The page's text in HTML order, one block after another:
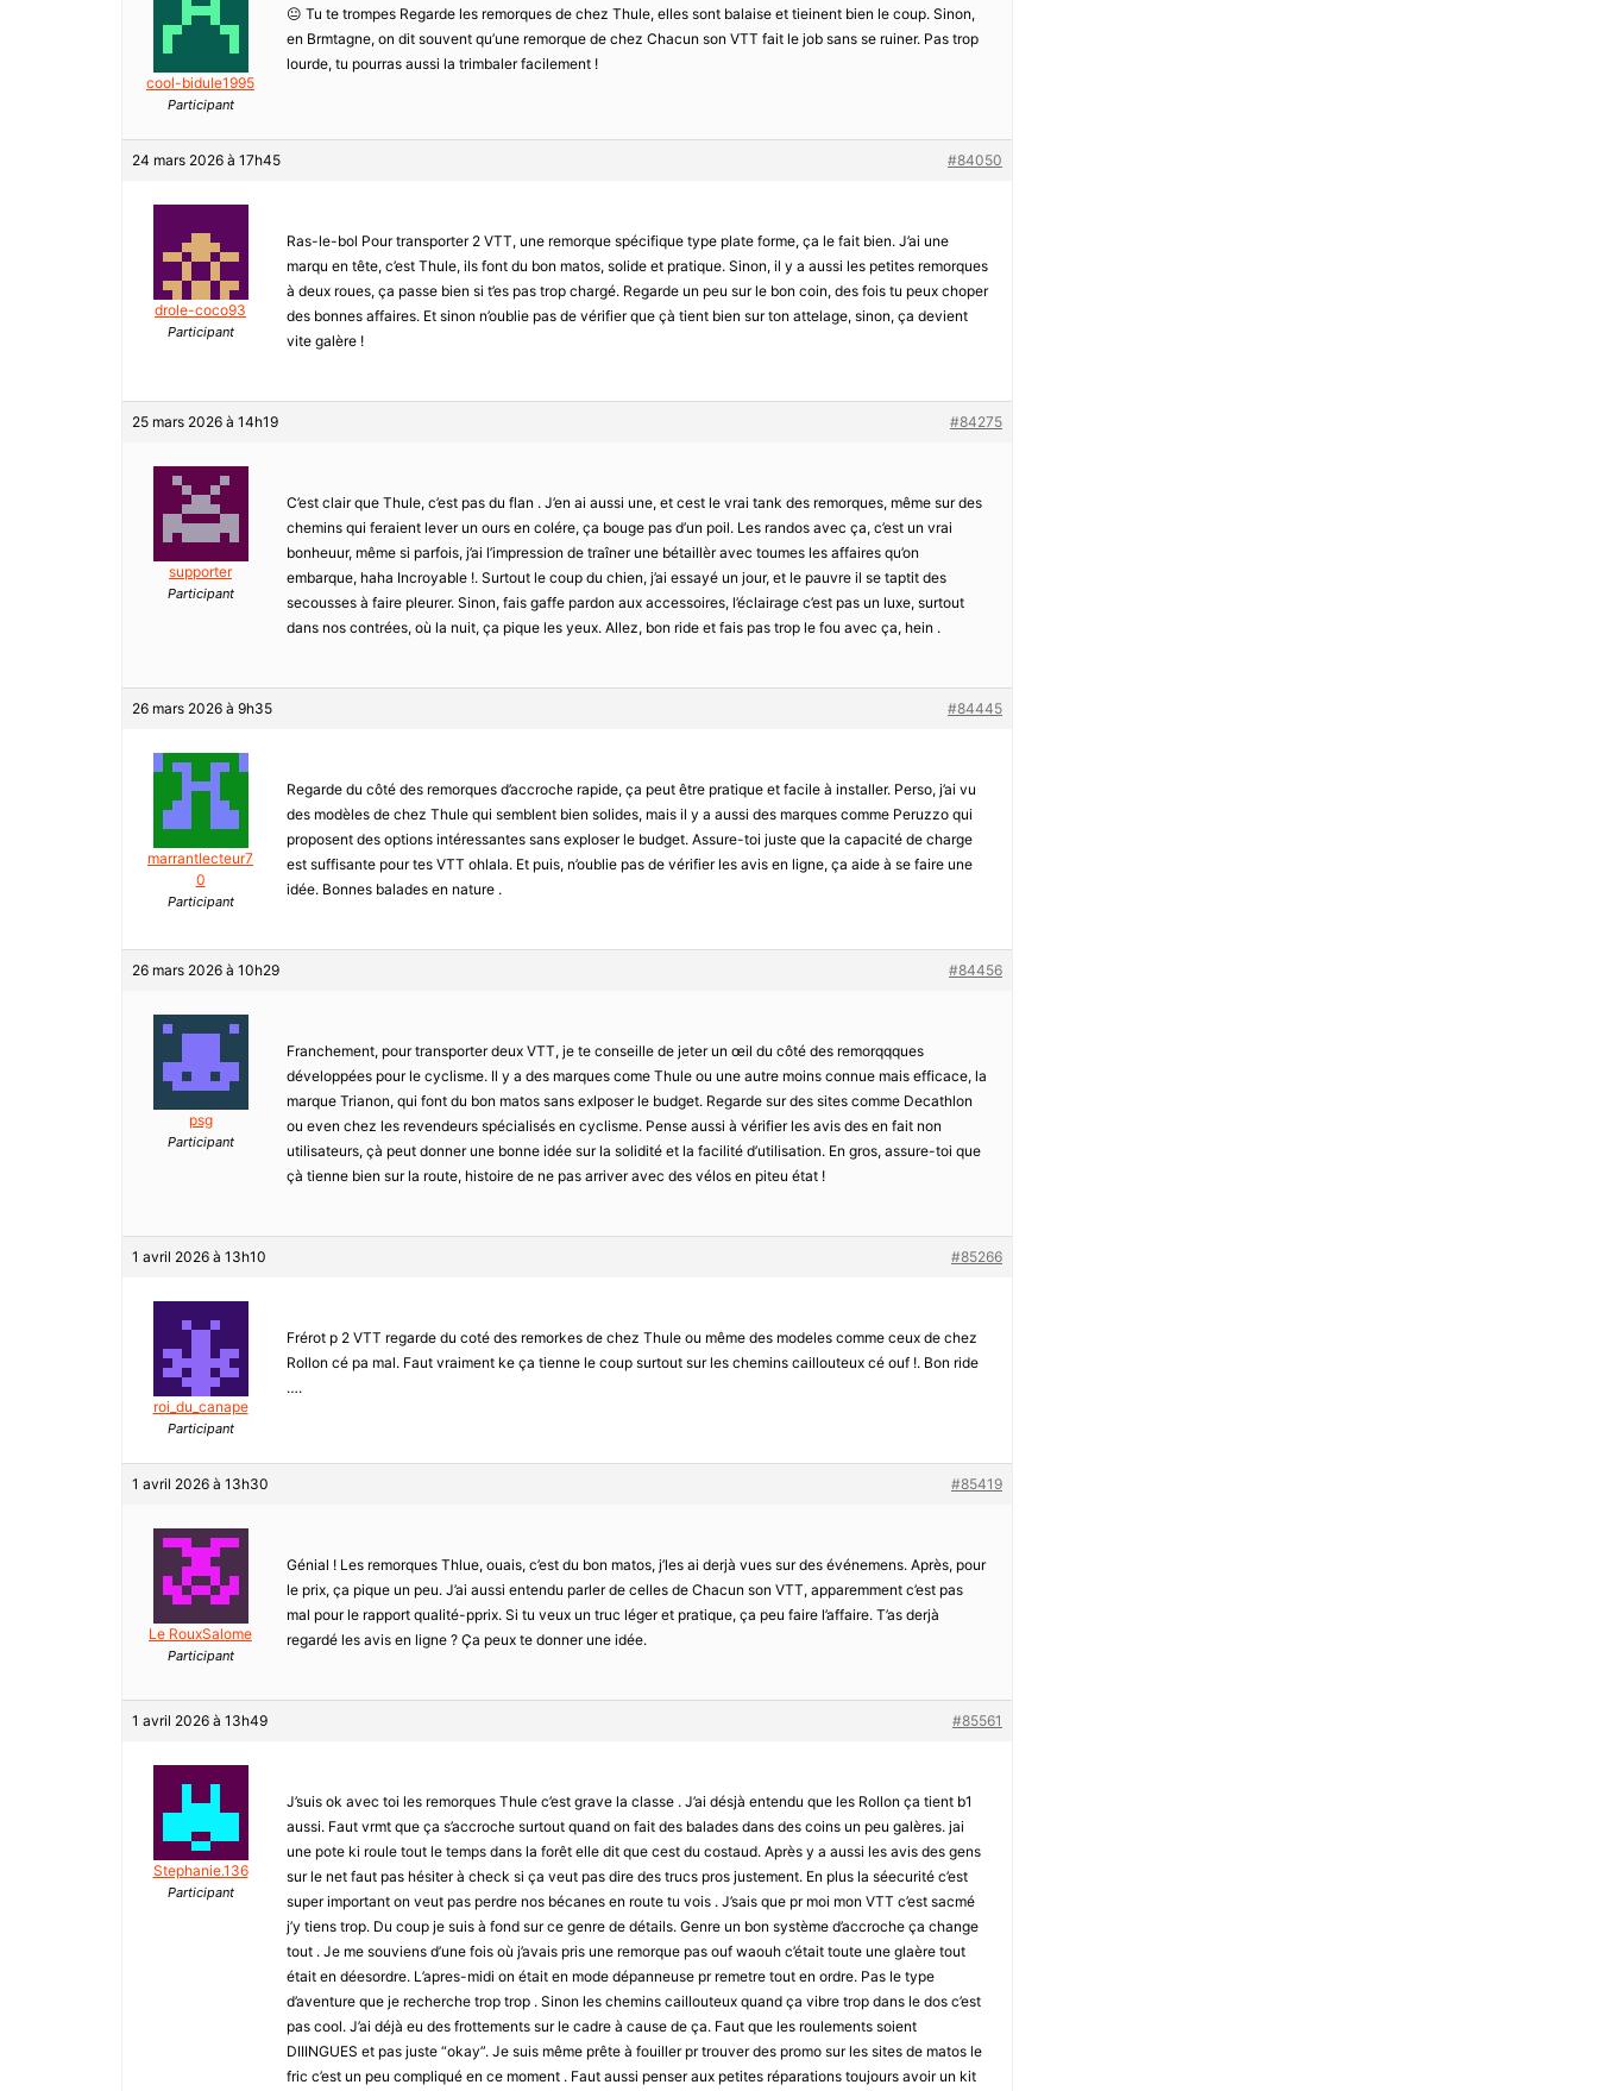
cool-bidule1995
Participant
😐 Tu te trompes Regarde les remorques de chez Thule, elles sont balaise et tieinent bien le coup. Sinon,
en Brmtagne, on dit souvent qu’une remorque de chez Chacun son VTT fait le job sans se ruiner. Pas trop
lourde, tu pourras aussi la trimbaler facilement !
24 mars 2026 à 17h45 #84050
drole-coco93
Participant
Ras-le-bol Pour transporter 2 VTT, une remorque spécifique type plate forme, ça le fait bien. J’ai une
marqu en tête, c’est Thule, ils font du bon matos, solide et pratique. Sinon, il y a aussi les petites remorques
à deux roues, ça passe bien si t’es pas trop chargé. Regarde un peu sur le bon coin, des fois tu peux choper
des bonnes affaires. Et sinon n’oublie pas de vérifier que çà tient bien sur ton attelage, sinon, ça devient
vite galère !
25 mars 2026 à 14h19 #84275
supporter
Participant
C’est clair que Thule, c’est pas du flan . J’en ai aussi une, et cest le vrai tank des remorques, même sur des
chemins qui feraient lever un ours en colére, ça bouge pas d’un poil. Les randos avec ça, c’est un vrai
bonheuur, même si parfois, j’ai l’impression de traîner une bétaillèr avec toumes les affaires qu’on
embarque, haha Incroyable !. Surtout le coup du chien, j’ai essayé un jour, et le pauvre il se taptit des
secousses à faire pleurer. Sinon, fais gaffe pardon aux accessoires, l’éclairage c’est pas un luxe, surtout
dans nos contrées, où la nuit, ça pique les yeux. Allez, bon ride et fais pas trop le fou avec ça, hein .
26 mars 2026 à 9h35 #84445
marrantlecteur7
0
Participant
Regarde du côté des remorques d’accroche rapide, ça peut être pratique et facile à installer. Perso, j’ai vu
des modèles de chez Thule qui semblent bien solides, mais il y a aussi des marques comme Peruzzo qui
proposent des options intéressantes sans exploser le budget. Assure-toi juste que la capacité de charge
est suffisante pour tes VTT ohlala. Et puis, n’oublie pas de vérifier les avis en ligne, ça aide à se faire une
idée. Bonnes balades en nature .
26 mars 2026 à 10h29 #84456
psg
Participant
Franchement, pour transporter deux VTT, je te conseille de jeter un œil du côté des remorqqques
développées pour le cyclisme. Il y a des marques come Thule ou une autre moins connue mais efficace, la
marque Trianon, qui font du bon matos sans exlposer le budget. Regarde sur des sites comme Decathlon
ou even chez les revendeurs spécialisés en cyclisme. Pense aussi à vérifier les avis des en fait non
utilisateurs, çà peut donner une bonne idée sur la solidité et la facilité d’utilisation. En gros, assure-toi que
çà tienne bien sur la route, histoire de ne pas arriver avec des vélos en piteu état !
1 avril 2026 à 13h10 #85266
roi_du_canape
Participant
Frérot p 2 VTT regarde du coté des remorkes de chez Thule ou même des modeles comme ceux de chez
Rollon cé pa mal. Faut vraiment ke ça tienne le coup surtout sur les chemins caillouteux cé ouf !. Bon ride
….
1 avril 2026 à 13h30 #85419
Le RouxSalome
Participant
Génial ! Les remorques Thlue, ouais, c’est du bon matos, j’les ai derjà vues sur des événemens. Après, pour
le prix, ça pique un peu. J’ai aussi entendu parler de celles de Chacun son VTT, apparemment c’est pas
mal pour le rapport qualité-pprix. Si tu veux un truc léger et pratique, ça peu faire l’affaire. T’as derjà
regardé les avis en ligne ? Ça peux te donner une idée.
1 avril 2026 à 13h49 #85561
Stephanie.136
Participant
J’suis ok avec toi les remorques Thule c’est grave la classe . J’ai désjà entendu que les Rollon ça tient b1
aussi. Faut vrmt que ça s’accroche surtout quand on fait des balades dans des coins un peu galères. jai
une pote ki roule tout le temps dans la forêt elle dit que cest du costaud. Après y a aussi les avis des gens
sur le net faut pas hésiter à check si ça veut pas dire des trucs pros justement. En plus la séecurité c’est
super important on veut pas perdre nos bécanes en route tu vois . J’sais que pr moi mon VTT c’est sacmé
j’y tiens trop. Du coup je suis à fond sur ce genre de détails. Genre un bon système d’accroche ça change
tout . Je me souviens d’une fois où j’avais pris une remorque pas ouf waouh c’était toute une glaère tout
était en déesordre. L’apres-midi on était en mode dépanneuse pr remetre tout en ordre. Pas le type
d’aventure que je recherche trop trop . Sinon les chemins caillouteux quand ça vibre trop dans le dos c’est
pas cool. J’ai déjà eu des frottements sur le cadre à cause de ça. Faut que les roulements soient
DIIINGUES et pas juste “okay”. Je suis même prête à fouiller pr trouver des promo sur les sites de matos le
fric c’est un peu compliqué en ce moment . Faut aussi penser aux petites réparations toujours avoir un kit